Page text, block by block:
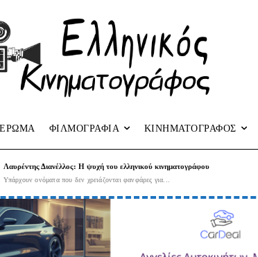
ΦΙΛΜΟΓΡΑΦΙΑ ΚΙΝΗΜΑΤΟΓΡΑΦΟΣ
Λαυρέντης Διανέλλος: Η ψυχή του ελληνικού κινηματογράφου
Υπάρχουν ονόματα που δεν χρειάζονται φανφάρες για...